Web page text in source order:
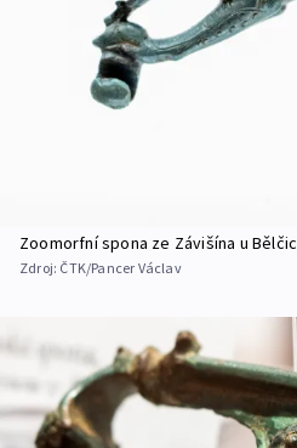
Zoomorfní spona ze Závišína u Bělčic
Zdroj: ČTK/Pancer Václav